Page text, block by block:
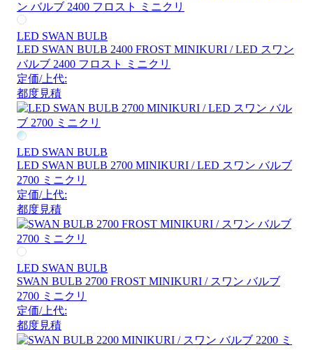
LED SWAN BULB
LED SWAN BULB 2400 FROST MINIKURI / LED スワン
バルブ 2400 フロスト ミニクリ
定価/上代:
都度見積
LED SWAN BULB
LED SWAN BULB 2700 MINIKURI / LED スワン バルブ
2700 ミニクリ
定価/上代:
都度見積
LED SWAN BULB
SWAN BULB 2700 FROST MINIKURI / スワン バルブ
2700 ミニクリ
定価/上代:
都度見積